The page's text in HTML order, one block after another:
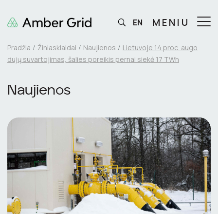
Pradžia Žiniasklaidai Naujienos
Lietuvoje 14 proc. augo
dujų suvartojimas, šalies poreikis pernai siekė 17 TWh
Naujienos
EN MENIU